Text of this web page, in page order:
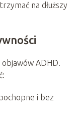
na dłuższy
objawów ADHD.
i bez